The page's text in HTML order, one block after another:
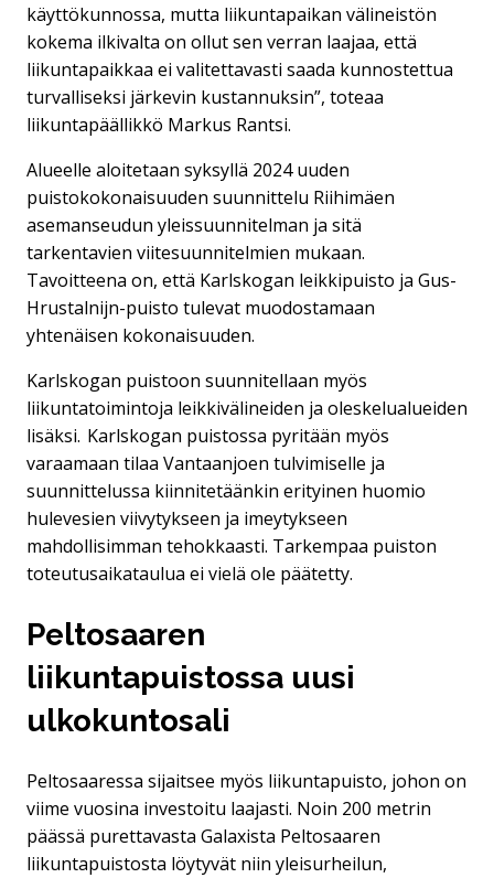
käyttökunnossa, mutta liikuntapaikan välineistön
kokema ilkivalta on ollut sen verran laajaa, että
liikuntapaikkaa ei valitettavasti saada kunnostettua
turvalliseksi järkevin kustannuksin”, toteaa
liikuntapäällikkö Markus Rantsi.
Alueelle aloitetaan syksyllä 2024 uuden
puistokokonaisuuden suunnittelu Riihimäen
asemanseudun yleissuunnitelman ja sitä
tarkentavien viitesuunnitelmien mukaan.
Tavoitteena on, että Karlskogan leikkipuisto ja Gus-
Hrustalnijn-puisto tulevat muodostamaan
yhtenäisen kokonaisuuden.
Karlskogan puistoon suunnitellaan myös
liikuntatoimintoja leikkivälineiden ja oleskelualueiden
lisäksi. Karlskogan puistossa pyritään myös
varaamaan tilaa Vantaanjoen tulvimiselle ja
suunnittelussa kiinnitetäänkin erityinen huomio
hulevesien viivytykseen ja imeytykseen
mahdollisimman tehokkaasti. Tarkempaa puiston
toteutusaikataulua ei vielä ole päätetty.
Peltosaaren
liikuntapuistossa uusi
ulkokuntosali
Peltosaaressa sijaitsee myös liikuntapuisto, johon on
viime vuosina investoitu laajasti. Noin 200 metrin
päässä purettavasta Galaxista Peltosaaren
liikuntapuistosta löytyvät niin yleisurheilun,